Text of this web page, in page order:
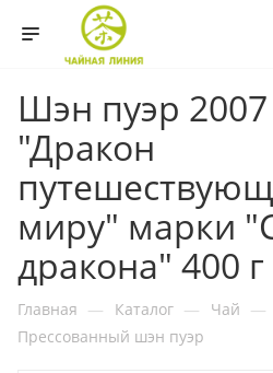
Шэн пуэр 2007
"Дракон
миру" марки
дракона" 400 г
Главная — Каталог — Чай —
Прессованный шэн пуэр